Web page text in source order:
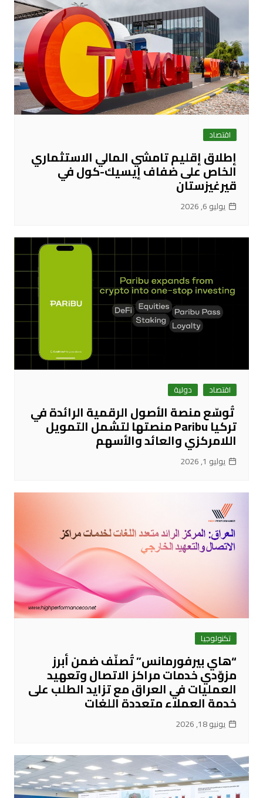
اقتصاد
إطلاق إقليم تامشي المالي الاستثماري
الخاص على ضفاف إيسيك-كول في
قيرغيزستان
يوليو 6, 2026
اقتصاد دولية
تُوسّع منصة الأصول الرقمية الرائدة في
تركيا Paribu منصتها لتشمل التمويل
اللامركزي والعائد والأسهم
يوليو 1, 2026
تكنولوجيا
“هاي بيرفورمانس” تُصنّف ضمن أبرز
مزوّدي خدمات مراكز الاتصال وتعهيد
العمليات في العراق مع تزايد الطلب على
خدمة العملاء متعددة اللغات
يونيو 18, 2026